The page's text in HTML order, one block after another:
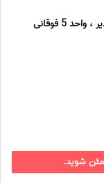
5 فوقانی
شوید.